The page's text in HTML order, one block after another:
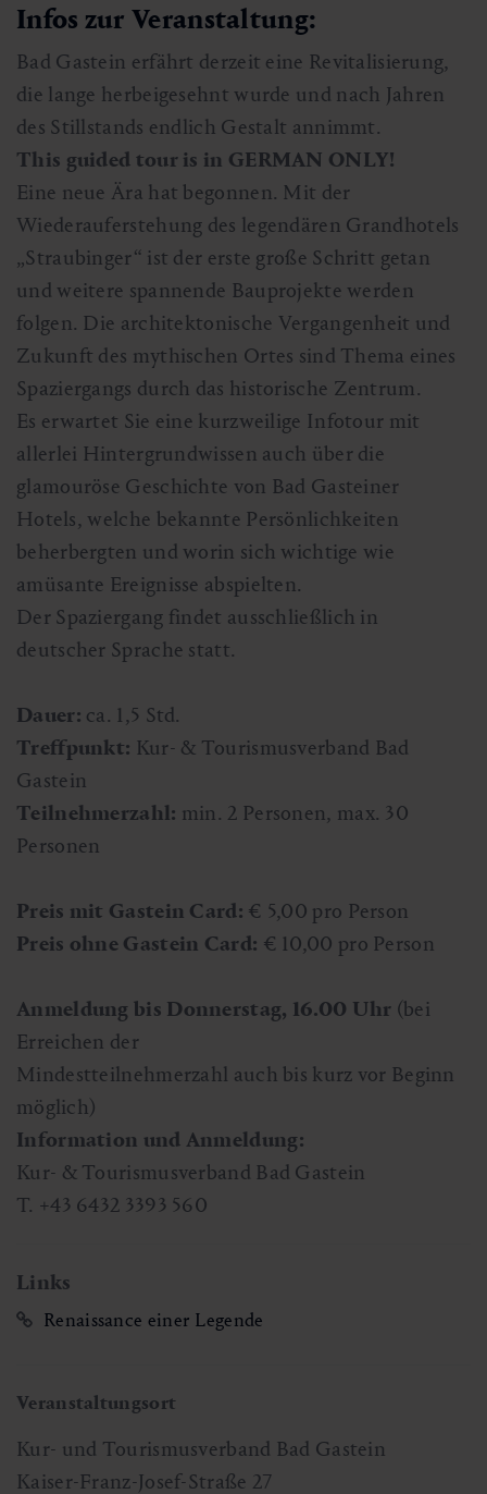
Infos zur Veranstaltung:
Bad Gastein erfährt derzeit eine Revitalisierung,
die lange herbeigesehnt wurde und nach Jahren
des Stillstands endlich Gestalt annimmt.
This guided tour is in GERMAN ONLY!
Eine neue Ära hat begonnen. Mit der
Wiederauferstehung des legendären Grandhotels
„Straubinger“ ist der erste große Schritt getan
und weitere spannende Bauprojekte werden
folgen. Die architektonische Vergangenheit und
Zukunft des mythischen Ortes sind Thema eines
Spaziergangs durch das historische Zentrum.
Es erwartet Sie eine kurzweilige Infotour mit
allerlei Hintergrundwissen auch über die
glamouröse Geschichte von Bad Gasteiner
Hotels, welche bekannte Persönlichkeiten
beherbergten und worin sich wichtige wie
amüsante Ereignisse abspielten.
Der Spaziergang findet ausschließlich in
deutscher Sprache statt.
Dauer: ca. 1,5 Std.
Treffpunkt: Kur- & Tourismusverband Bad
Gastein
Teilnehmerzahl: min. 2 Personen, max. 30
Personen
Preis mit Gastein Card: € 5,00 pro Person
Preis ohne Gastein Card: € 10,00 pro Person
Anmeldung bis Donnerstag, 16.00 Uhr (bei
Erreichen der
Mindestteilnehmerzahl auch bis kurz vor Beginn
möglich)
Information und Anmeldung:
Kur- & Tourismusverband Bad Gastein
T. +43 6432 3393 560
Links
Renaissance einer Legende
Veranstaltungsort
Kur- und Tourismusverband Bad Gastein
Kaiser-Franz-Josef-Straße 27